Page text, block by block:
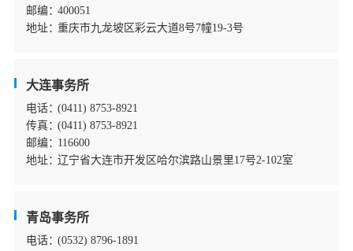
邮编：400051
地址：重庆市九龙坡区彩云大道8号7幢19-3号
大连事务所
电话：(0411) 8753-8921
传真：(0411) 8753-8921
邮编：116600
地址：辽宁省大连市开发区哈尔滨路山景里17号2-102室
青岛事务所
电话：(0532) 8796-1891